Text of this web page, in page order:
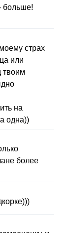
больше!
страх
или
твоим
на
одна))
более